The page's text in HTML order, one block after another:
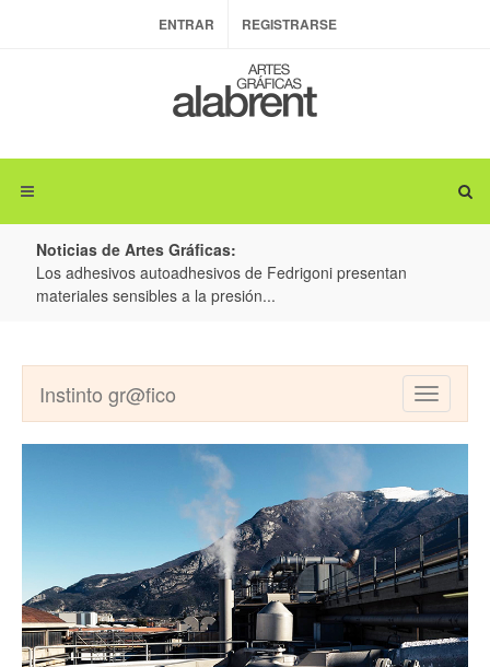
ENTRAR REGISTRARSE
Noticias de Artes Gráficas:
Fedrigoni presentan
Colorman Ireland y BOBST:
producción de embalajes inteligentes y
Toggle
Instinto gr@fico